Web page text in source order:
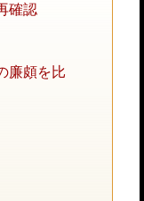
確認
廉頗を比